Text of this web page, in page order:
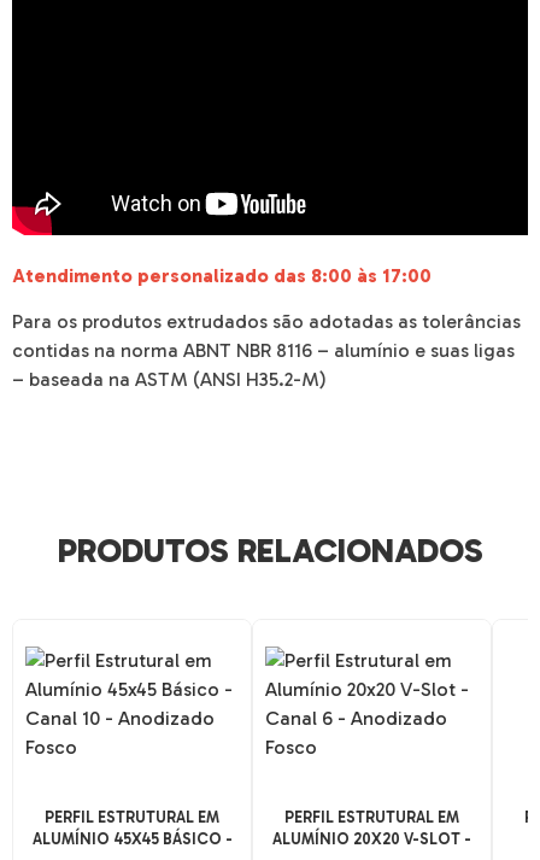
Atendimento personalizado das 8:00 às 17:00
Para os produtos extrudados são adotadas as tolerâncias
contidas na norma ABNT NBR 8116 – alumínio e suas ligas
– baseada na ASTM (ANSI H35.2-M)
PRODUTOS RELACIONADOS
PERFIL ESTRUTURAL EM
ALUMÍNIO 45X45 BÁSICO -
PERFIL ESTRUTURAL EM
ALUMÍNIO 20X20 V-SLOT -